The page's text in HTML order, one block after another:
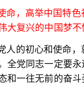
命，高举中国特
大复兴的中国梦
人的初心和使命，
全党同志一定要
一往无前的奋